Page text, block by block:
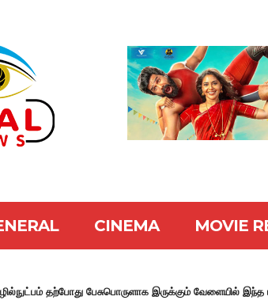
CINEMA MOVIE
தற்போது பேசுபொருளாக இருக்கும் வேளையில்